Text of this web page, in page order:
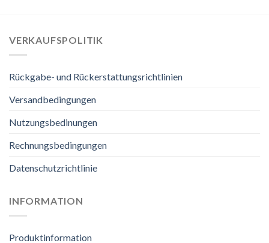
VERKAUFSPOLITIK
Rückgabe- und Rückerstattungsrichtlinien
Versandbedingungen
Nutzungsbedinungen
Rechnungsbedingungen
Datenschutzrichtlinie
INFORMATION
Produktinformation